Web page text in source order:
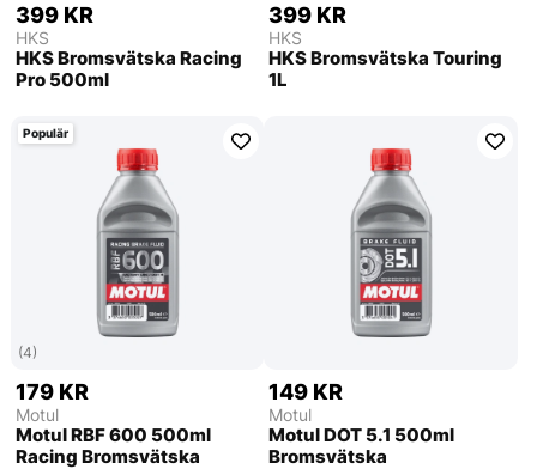
399 KR
HKS
HKS Bromsvätska Racing
Pro 500ml
399 KR
HKS
HKS Bromsvätska Touring
1L
Populär
(4)
179 KR
Motul
Motul RBF 600 500ml
Racing Bromsvätska
149 KR
Motul
Motul DOT 5.1 500ml
Bromsvätska